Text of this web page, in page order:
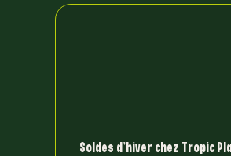
Soldes d’hiver chez Tropic